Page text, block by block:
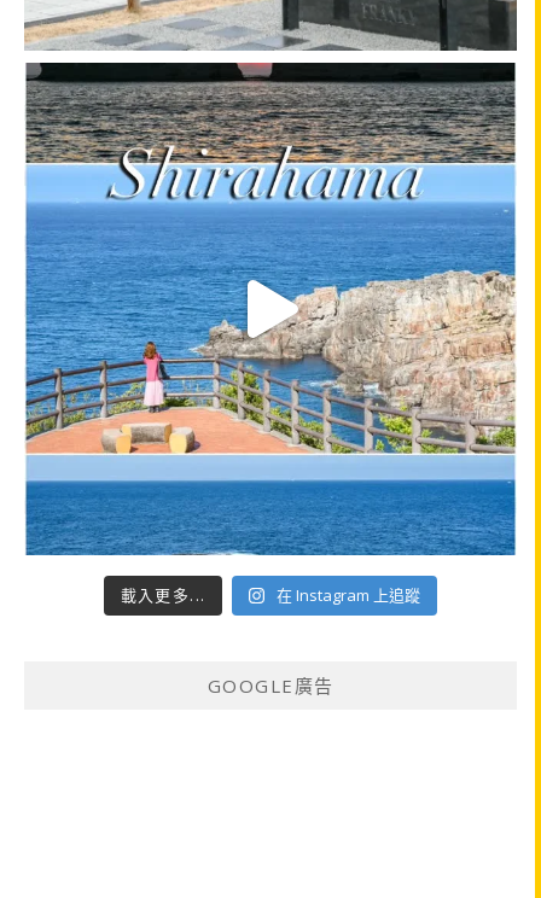
載入更多... 在 Instagram 上追蹤
GOOGLE廣告